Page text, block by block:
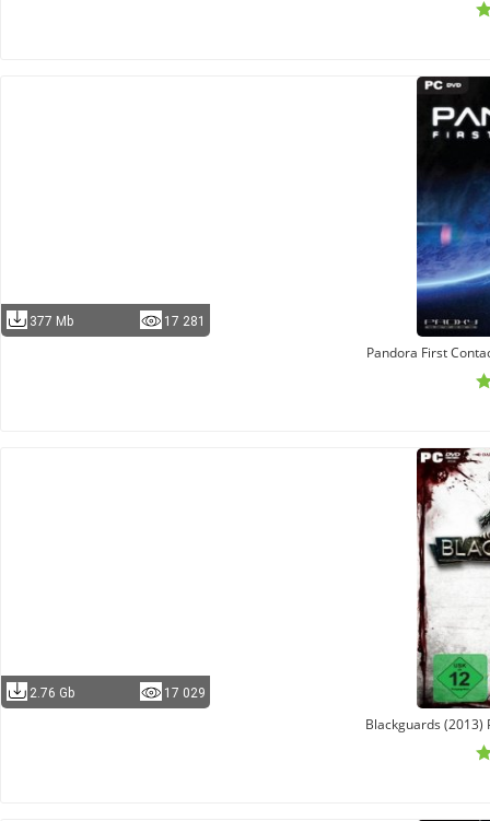
377 Mb 17 281
Pandora First
2.76 Gb 17 029
Blackguards (2013)